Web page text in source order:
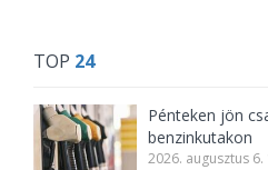
TOP 24
Pénteken jön
benzinkutakon
2026. augusztus 6.